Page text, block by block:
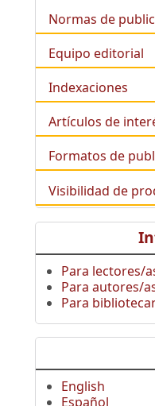
Normas de
Equipo editorial
Indexaciones
Artículos de
Formatos de
Visibilidad de
Para lectores/
Para autores/
Para
English
Español